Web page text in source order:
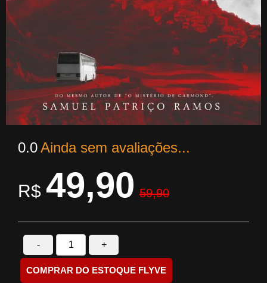
0.0Ainda sem avaliações...
R$ 49,90 59,90
- +
COMPRAR DO ESTOQUE FLYVE